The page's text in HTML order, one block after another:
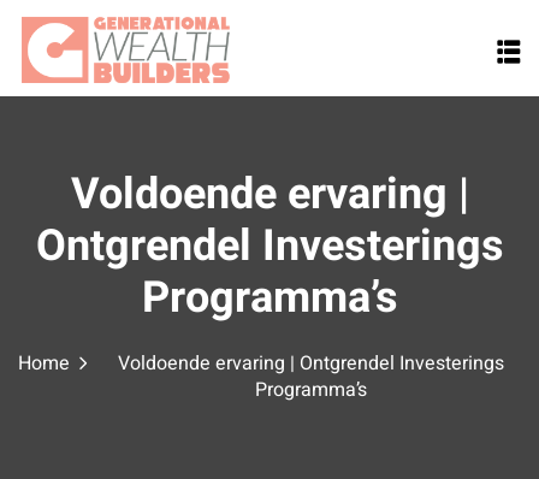
Skip
content
Voldoende ervaring |
Ontgrendel Investerings
Programma’s
Home
Voldoende ervaring | Ontgrendel Investerings
Programma’s